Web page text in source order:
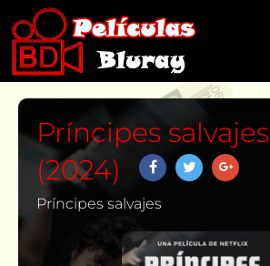
Príncipes salvajes
(2024)
Príncipes salvajes